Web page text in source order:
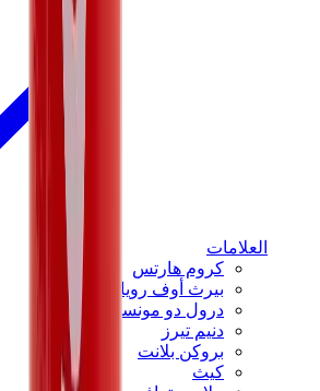
العلامات
كروم هارتس
بيرث أوف رويال تشايلد
درول دو مونسيور
دنيم تيرز
بروكن بلانت
كيث